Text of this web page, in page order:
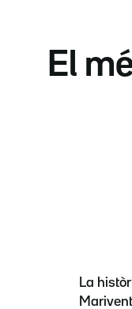
El
La